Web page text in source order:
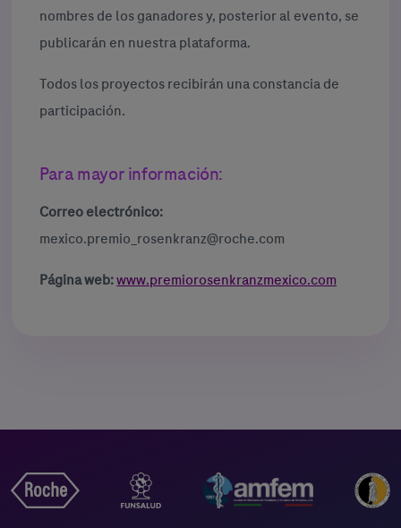
nombres de los ganadores y, posterior al evento, se
publicarán en nuestra plataforma.
Todos los proyectos recibirán una constancia de
participación.
Para mayor información:
Correo electrónico:
mexico.premio_rosenkranz@roche.com
Página web:www.premiorosenkranzmexico.com